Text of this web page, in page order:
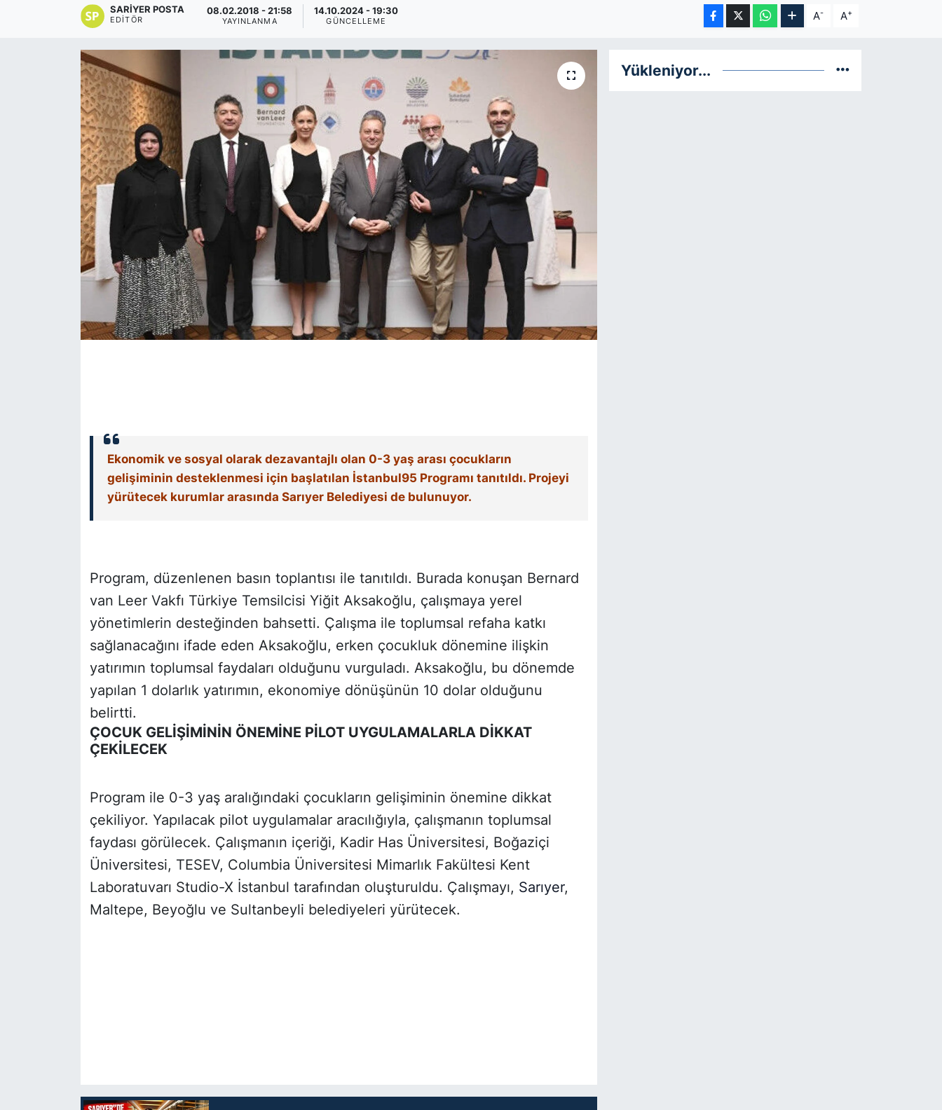
SARIYER POSTA
EDITÖR
08.02.2018 - 21:58
YAYINLANMA
14.10.2024 - 19:30
GÜNCELLEME A- A+
Ekonomik ve sosyal olarak dezavantajlı olan 0-3 yaş arası çocukların
gelişiminin desteklenmesi için başlatılan İstanbul95 Programı tanıtıldı. Projeyi
yürütecek kurumlar arasında Sarıyer Belediyesi de bulunuyor.
Program, düzenlenen basın toplantısı ile tanıtıldı. Burada konuşan Bernard
van Leer Vakfı Türkiye Temsilcisi Yiğit Aksakoğlu, çalışmaya yerel
yönetimlerin desteğinden bahsetti. Çalışma ile toplumsal refaha katkı
sağlanacağını ifade eden Aksakoğlu, erken çocukluk dönemine ilişkin
yatırımın toplumsal faydaları olduğunu vurguladı. Aksakoğlu, bu dönemde
yapılan 1 dolarlık yatırımın, ekonomiye dönüşünün 10 dolar olduğunu
belirtti.
ÇOCUK GELİŞİMİNİN ÖNEMİNE PİLOT UYGULAMALARLA DİKKAT
ÇEKİLECEK
Program ile 0-3 yaş aralığındaki çocukların gelişiminin önemine dikkat
çekiliyor. Yapılacak pilot uygulamalar aracılığıyla, çalışmanın toplumsal
faydası görülecek. Çalışmanın içeriği, Kadir Has Üniversitesi, Boğaziçi
Üniversitesi, TESEV, Columbia Üniversitesi Mimarlık Fakültesi Kent
Laboratuvarı Studio-X İstanbul tarafından oluşturuldu. Çalışmayı, Sarıyer,
Maltepe, Beyoğlu ve Sultanbeyli belediyeleri yürütecek.
Yükleniyor...
KÖŞE YAZILARI
KÖŞE YAZILARI (Arşiv)
KÜLTÜR SANAT
MAGAZİN
RÖPORTAJ
SAĞLIK
SARIYER HABERLERİ
SARIYER İMAR BARIŞI
TEKNOLOJİ
TÜRKİYE VE DÜNYA GÜNDEMİ